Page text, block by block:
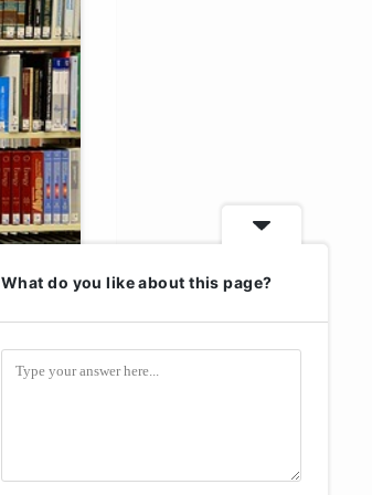
What do you like about this page?